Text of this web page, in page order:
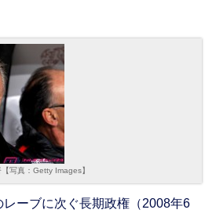
写真：Getty Images】
ーブに次ぐ長期政権（2008年6